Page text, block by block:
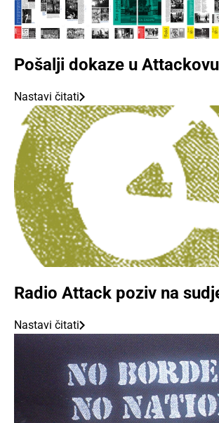
Pošalji dokaze u
Nastavi čitati
Radio Attack poziv na
Nastavi čitati